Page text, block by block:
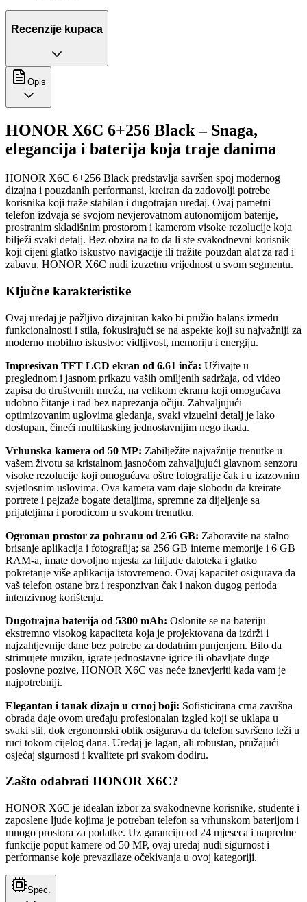
Recenzije kupaca
Opis
HONOR X6C 6+256 Black – Snaga,
elegancija i baterija koja traje danima
HONOR X6C 6+256 Black predstavlja savršen spoj modernog
dizajna i pouzdanih performansi, kreiran da zadovolji potrebe
korisnika koji traže stabilan i dugotrajan uređaj. Ovaj pametni
telefon izdvaja se svojom nevjerovatnom autonomijom baterije,
prostranim skladišnim prostorom i kamerom visoke rezolucije koja
bilježi svaki detalj. Bez obzira na to da li ste svakodnevni korisnik
koji cijeni glatko iskustvo navigacije ili tražite pouzdan alat za rad i
zabavu, HONOR X6C nudi izuzetnu vrijednost u svom segmentu.
Ključne karakteristike
Ovaj uređaj je pažljivo dizajniran kako bi pružio balans između
funkcionalnosti i stila, fokusirajući se na aspekte koji su najvažniji za
moderno mobilno iskustvo: vidljivost, memoriju i energiju.
Impresivan TFT LCD ekran od 6.61 inča: Uživajte u
preglednom i jasnom prikazu vaših omiljenih sadržaja, od video
zapisa do društvenih mreža, na velikom ekranu koji omogućava
udobno čitanje i rad bez naprezanja očiju. Zahvaljujući
optimizovanim uglovima gledanja, svaki vizuelni detalj je lako
dostupan, čineći multitasking jednostavnijim nego ikada.
Vrhunska kamera od 50 MP: Zabilježite najvažnije trenutke u
vašem životu sa kristalnom jasnoćom zahvaljujući glavnom senzoru
visoke rezolucije koji omogućava oštre fotografije čak i u izazovnim
svjetlosnim uslovima. Ova kamera vam daje slobodu da kreirate
portrete i pejzaže bogate detaljima, spremne za dijeljenje sa
prijateljima i porodicom u svakom trenutku.
Ogroman prostor za pohranu od 256 GB: Zaboravite na stalno
brisanje aplikacija i fotografija; sa 256 GB interne memorije i 6 GB
RAM-a, imate dovoljno mjesta za hiljade datoteka i glatko
pokretanje više aplikacija istovremeno. Ovaj kapacitet osigurava da
vaš telefon ostane brz i responzivan čak i nakon dugog perioda
intenzivnog korištenja.
Dugotrajna baterija od 5300 mAh: Oslonite se na bateriju
ekstremno visokog kapaciteta koja je projektovana da izdrži i
najzahtjevnije dane bez potrebe za dodatnim punjenjem. Bilo da
strimujete muziku, igrate jednostavne igrice ili obavljate duge
poslovne pozive, HONOR X6C vas neće iznevjeriti kada vam je
najpotrebniji.
Elegantan i tanak dizajn u crnoj boji: Sofisticirana crna završna
obrada daje ovom uređaju profesionalan izgled koji se uklapa u
svaki stil, dok ergonomski oblik osigurava da telefon savršeno leži u
ruci tokom cijelog dana. Uređaj je lagan, ali robustan, pružajući
osjećaj sigurnosti i kvalitete pri svakom dodiru.
Zašto odabrati HONOR X6C?
HONOR X6C je idealan izbor za svakodnevne korisnike, studente i
zaposlene ljude kojima je potreban telefon sa vrhunskom baterijom i
mnogo prostora za podatke. Uz garanciju od 24 mjeseca i napredne
funkcije poput kamere od 50 MP, ovaj uređaj nudi sigurnost i
performanse koje prevazilaze očekivanja u ovoj kategoriji.
Spec.